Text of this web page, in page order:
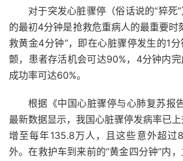
对于突发心脏骤停（俗话说的“猝死
的最初4分钟是抢救危重病人的最重要时
救黄金4分钟”，即在心脏骤停发生的1
颤，患者存活机会可达90%，4分钟内
成功率可达60%。
根据《中国心脏骤停与心肺复苏报
最新数据显示，我国心脏骤停发病率已
增至每年135.8万人，且这些意外超过
外。在救护车到来前的“黄金四分钟”内